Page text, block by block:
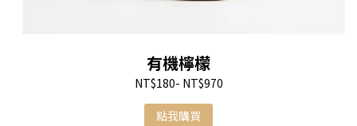
有機檸檬
NT$180- NT$970
點我購買